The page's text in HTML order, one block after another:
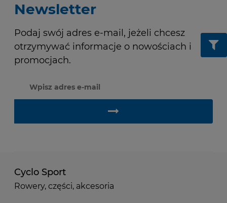
Newsletter
Podaj swój adres e-mail, jeżeli chcesz
otrzymywać informacje o nowościach i
promocjach.
Cyclo Sport
Rowery, części, akcesoria